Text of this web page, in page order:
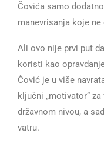
Čovića samo
manevrisanja koje ne
Ali ovo nije prvi put
koristi kao
Čović je u više
ključni „motivator“
državnom nivou, a
vatru.